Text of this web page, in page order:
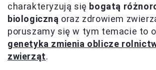
charakteryzują się bogatą
biologiczną oraz zdrowiem
poruszamy się w tym temacie to
genetyka zmienia oblicze
zwierząt.